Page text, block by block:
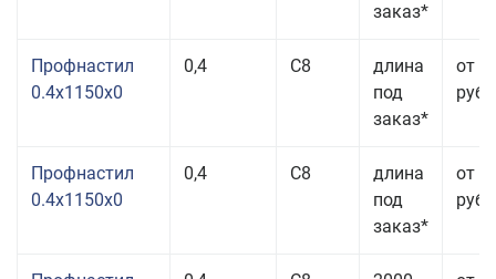
заказ*
Профнастил
0.4x1150x0
0,4 С8
длина
под
заказ*
от
руб.
Профнастил
0.4x1150x0
0,4 С8
длина
под
заказ*
от
руб.